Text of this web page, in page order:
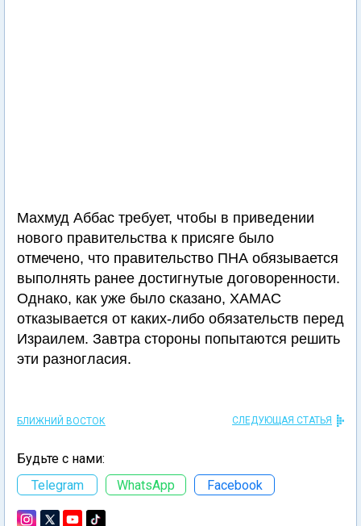
Махмуд Аббас требует, чтобы в приведении
нового правительства к присяге было
отмечено, что правительство ПНА обязывается
выполнять ранее достигнутые договоренности.
Однако, как уже было сказано, ХАМАС
отказывается от каких-либо обязательств перед
Израилем. Завтра стороны попытаются решить
эти разногласия.
БЛИЖНИЙ ВОСТОК СЛЕДУЮЩАЯ СТАТЬЯ
Будьте с нами:
Telegram
WhatsApp Facebook